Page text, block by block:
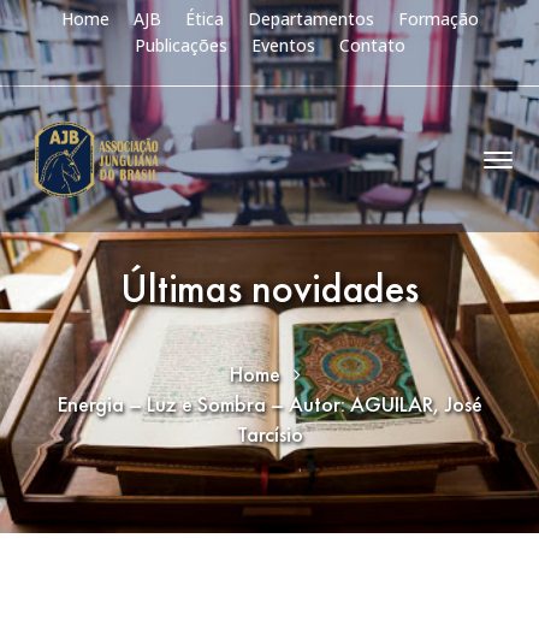
Home AJB Ética Departamentos
Formação
Publicações
Eventos Contato
Últimas novidades
Home
Energia – Luz e Sombra – Autor: AGUILAR, José
Tarcísio